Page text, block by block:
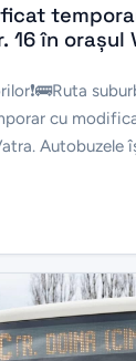
16 în orașul
cu
Autobuzele